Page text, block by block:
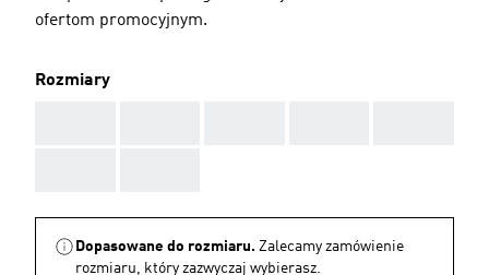
ofertom promocyjnym.
Rozmiary
Dopasowane do rozmiaru. Zalecamy zamówienie
rozmiaru, który zazwyczaj wybierasz.